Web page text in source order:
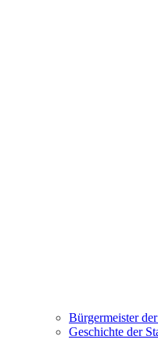
Bürgermeister
Geschichte der